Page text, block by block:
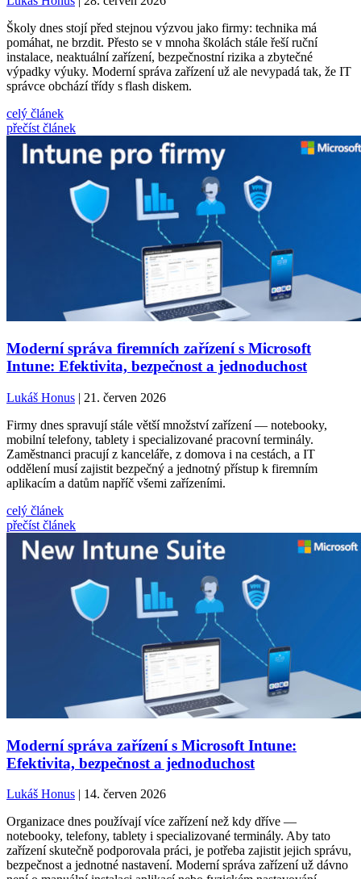
Školy dnes stojí před stejnou výzvou jako firmy: technika má
pomáhat, ne brzdit. Přesto se v mnoha školách stále řeší ruční
instalace, neaktuální zařízení, bezpečnostní rizika a zbytečné
výpadky výuky. Moderní správa zařízení už ale nevypadá tak, že IT
správce obchází třídy s flash diskem.
celý článek
přečíst článek
Moderní správa firemních zařízení s Microsoft
Intune: Efektivita, bezpečnost a jednoduchost
Lukáš Honus | 21. červen 2026
Firmy dnes spravují stále větší množství zařízení — notebooky,
mobilní telefony, tablety i specializované pracovní terminály.
Zaměstnanci pracují z kanceláře, z domova i na cestách, a IT
oddělení musí zajistit bezpečný a jednotný přístup k firemním
aplikacím a datům napříč všemi zařízeními.
celý článek
přečíst článek
Moderní správa zařízení s Microsoft Intune:
Efektivita, bezpečnost a jednoduchost
Lukáš Honus | 14. červen 2026
Organizace dnes používají více zařízení než kdy dříve —
notebooky, telefony, tablety i specializované terminály. Aby tato
zařízení skutečně podporovala práci, je potřeba zajistit jejich správu,
bezpečnost a jednotné nastavení. Moderní správa zařízení už dávno